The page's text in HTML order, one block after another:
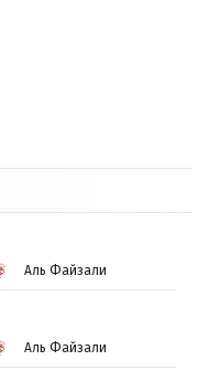
Аль Файзали
Аль Файзали